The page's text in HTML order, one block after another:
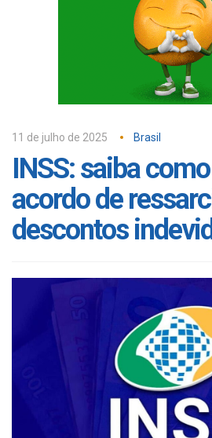
11 de julho de 2025 Brasil
INSS: saiba
acordo de
descontos